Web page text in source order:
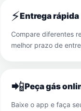
⚡Entrega rápida
Compare diferentes
melhor prazo de
📲Peça gás
Baixe o app e faça